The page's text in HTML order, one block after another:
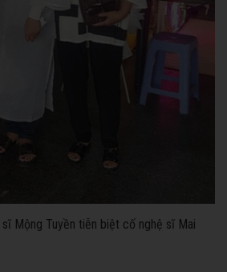
Mộng Tuyền tiễn biệt cố nghệ sĩ Mai